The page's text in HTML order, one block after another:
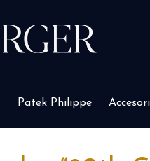
Patek Philippe